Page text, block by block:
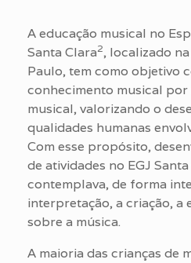
A educação musical no
Santa Clara2, localizado
Paulo, tem como objetivo
conhecimento musical
musical, valorizando o
qualidades humanas
Com esse propósito,
de atividades no EGJ
contemplava, de forma
interpretação, a criação, a
sobre a música.
A maioria das crianças de